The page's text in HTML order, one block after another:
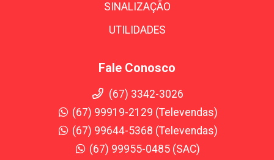
SINALIZAÇÃO
UTILIDADES
Fale Conosco
(67) 3342-3026
(67) 99919-2129 (Televendas)
(67) 99644-5368 (Televendas)
(67) 99955-0485 (SAC)